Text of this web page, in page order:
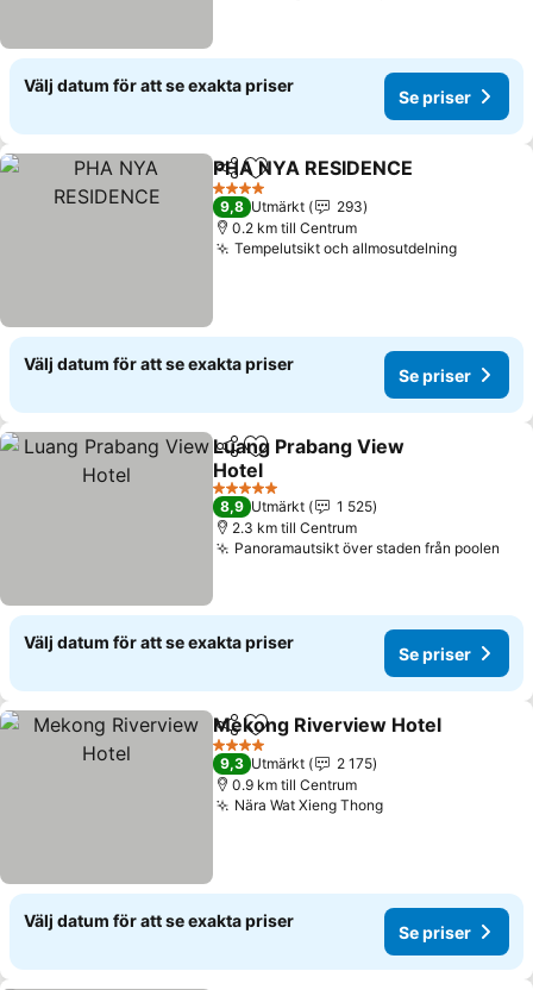
Välj datum för att se exakta priser
Se priser
Dela Lägg till i Mina Favoriter
PHA NYA RESIDENCE
4 Stjärnor
9,8 Utmärkt
293
0.2 km till Centrum
Tempelutsikt och allmosutdelning
Välj datum för att se exakta priser
Se priser
Dela Lägg till i Mina Favoriter
Luang Prabang View
Hotel
5 Stjärnor
8,9 Utmärkt
1 525
2.3 km till Centrum
Panoramautsikt över staden från poolen
Välj datum för att se exakta priser
Se priser
Dela Lägg till i Mina Favoriter
Mekong Riverview Hotel
4 Stjärnor
9,3 Utmärkt
2 175
0.9 km till Centrum
Nära Wat Xieng Thong
Välj datum för att se exakta priser
Se priser